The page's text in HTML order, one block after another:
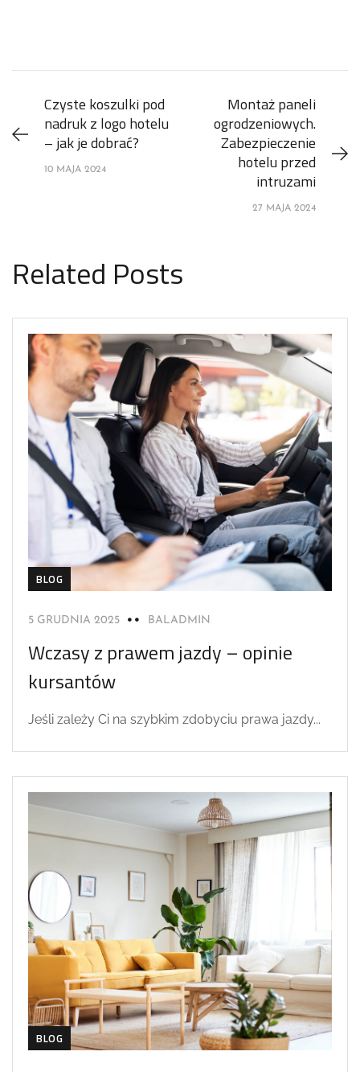
Czyste koszulki pod
nadruk z logo hotelu
– jak je dobrać?
10 MAJA 2024
Montaż paneli
ogrodzeniowych.
Zabezpieczenie
hotelu przed
intruzami
27 MAJA 2024
Related Posts
BLOG
5 GRUDNIA 2025 BALADMIN
Wczasy z prawem jazdy – opinie
kursantów
Jeśli zależy Ci na szybkim zdobyciu prawa jazdy...
BLOG